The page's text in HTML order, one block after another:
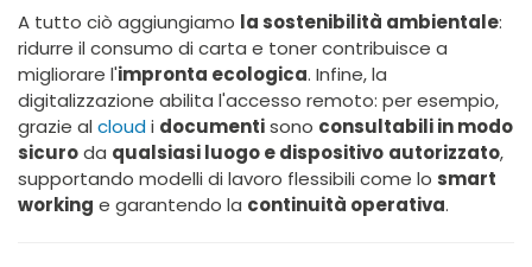
A tutto ciò aggiungiamo la sostenibilità ambientale:
ridurre il consumo di carta e toner contribuisce a
migliorare l'impronta ecologica. Infine, la
digitalizzazione abilita l'accesso remoto: per esempio,
grazie al cloudi documentisono consultabili in modo
sicuroda qualsiasi luogo e dispositivo autorizzato,
supportando modelli di lavoro flessibili come lo smart
working e garantendo la continuità operativa.